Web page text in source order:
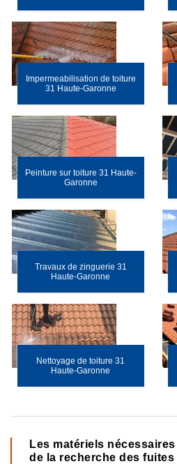
Impermeabilisation de toiture
31 Haute-Garonne
Peinture sur toiture 31 Haute-
Garonne
Travaux de zinguerie 31
Haute-Garonne
Nettoyage de toiture 31
Haute-Garonne
Les matériels
de la recherche des